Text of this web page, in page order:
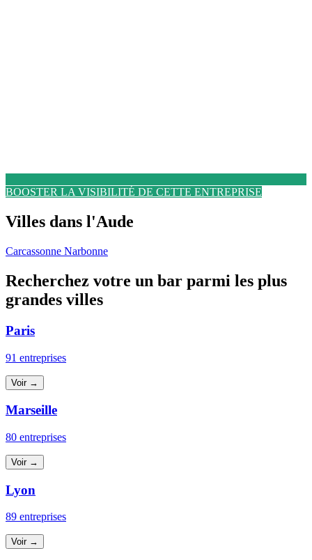
BOOSTER LA VISIBILITÉ DE CETTE ENTREPRISE
Villes dans l'Aude
Carcassonne Narbonne
Recherchez votre un bar parmi les plus
grandes villes
Paris
91 entreprises
Voir →
Marseille
80 entreprises
Voir →
Lyon
89 entreprises
Voir →